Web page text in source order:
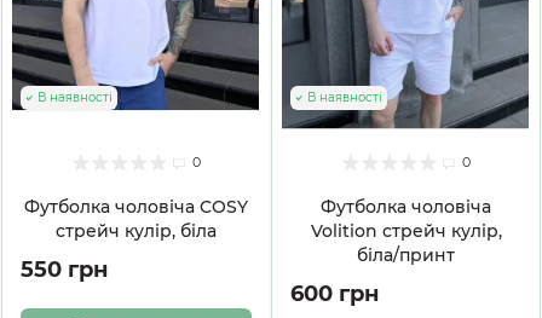
0
Футболка чоловіча COSY
стрейч кулір, біла
В наявності
550 грн
0
Футболка чоловіча
Volition стрейч кулір,
біла/принт
В наявності
600 грн